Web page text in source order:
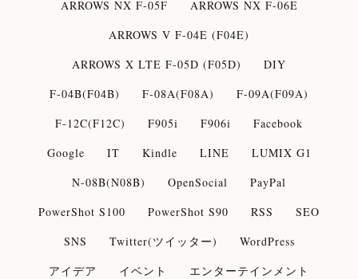
ARROWS NX F-05F
ARROWS NX F-06E
ARROWS V F-04E (F04E)
ARROWS X LTE F-05D (F05D)
DIY
F-04B(F04B)
F-08A(F08A)
F-09A(F09A)
F-12C(F12C)
F905i F906i
Facebook
Google
IT Kindle LINE
LUMIX G1
N-08B(N08B)
OpenSocial
PayPal
PowerShot S100
PowerShot S90 RSS
SEO
SNS
Twitter(ツイッター)
WordPress
アイデア
イベント
エンターテインメント